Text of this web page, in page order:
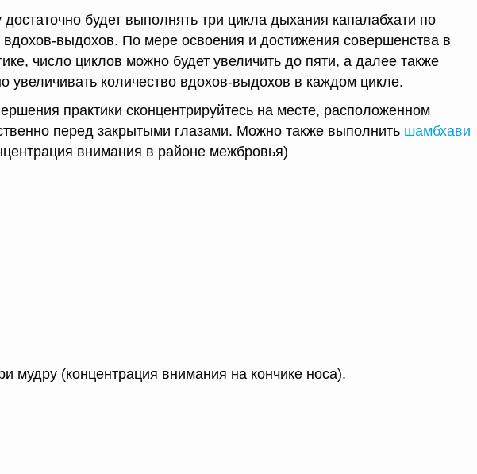
будет выполнять три цикла дыхания капалабхати по
вдохов-выдохов. По мере освоения и достижения совершенства в
число циклов можно будет увеличить до пяти, а далее также
увеличивать количество вдохов-выдохов в каждом цикле.
практики сконцентрируйтесь на месте, расположенном
перед закрытыми глазами. Можно также выполнить шамбхави
внимания в районе межбровья)
мудру (концентрация внимания на кончике носа).